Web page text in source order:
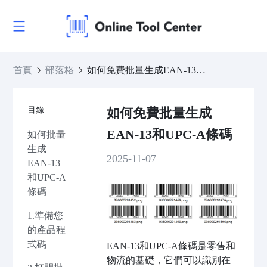
首頁 部落格 如何免費批量生成EAN-13和UPC-A條碼
目錄
如何批量
生成
EAN-13
和UPC-A
條碼
1.準備您
的產品程
式碼
如何免費批量生成
EAN-13和UPC-A條碼
2025-11-07
EAN-13和UPC-A條碼是零售和
物流的基礎，它們可以識別在